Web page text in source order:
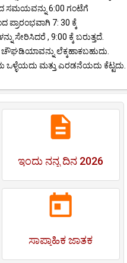
6:00 ಗಂಟೆಗೆ
7: 30 ಕ್ಕೆ
, 9:00 ಕ್ಕೆ ಬರುತ್ತದೆ.
ಚೌಘಡಿಯಾವನ್ನು ಲೆಕ್ಕಹಾಕಬಹುದು.
ಮತ್ತು ಎರಡನೆಯದು ಕೆಟ್ಟದು.
ಇಂದು ನನ್ನ ದಿನ 2026
ಸಾಪ್ತಾಹಿಕ ಜಾತಕ